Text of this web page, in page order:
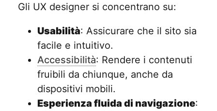
Gli UX designer si concentrano su:
Usabilità: Assicurare che il sito sia
facile e intuitivo.
Accessibilità: Rendere i contenuti
fruibili da chiunque, anche da
dispositivi mobili.
Esperienza fluida di navigazione: